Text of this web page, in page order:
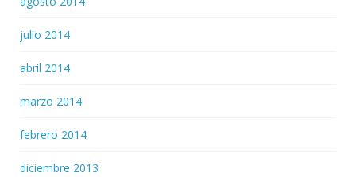
julio 2014
abril 2014
marzo 2014
febrero 2014
diciembre 2013